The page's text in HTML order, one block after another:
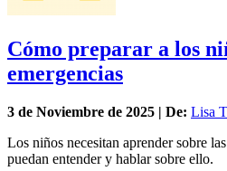
Cómo preparar a los
emergencias
3 de Noviembre de 2025 | De: Lisa
Los niños necesitan aprender sobre
puedan entender y hablar sobre ello.